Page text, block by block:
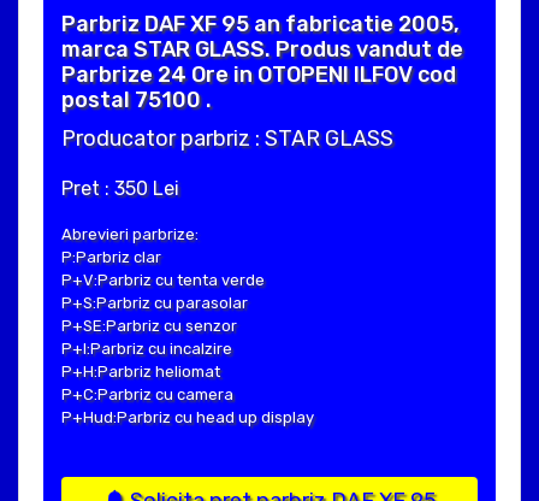
Parbriz DAF XF 95 an fabricatie 2005,
marca STAR GLASS. Produs vandut de
Parbrize 24 Ore in OTOPENI ILFOV cod
postal 75100 .
Producator parbriz : STAR GLASS
Pret : 350 Lei
Abrevieri parbrize:
P:Parbriz clar
P+V:Parbriz cu tenta verde
P+S:Parbriz cu parasolar
P+SE:Parbriz cu senzor
P+I:Parbriz cu incalzire
P+H:Parbriz heliomat
P+C:Parbriz cu camera
P+Hud:Parbriz cu head up display